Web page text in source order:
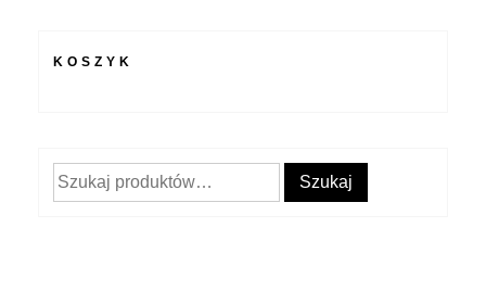
KOSZYK
Szukaj: Szukaj